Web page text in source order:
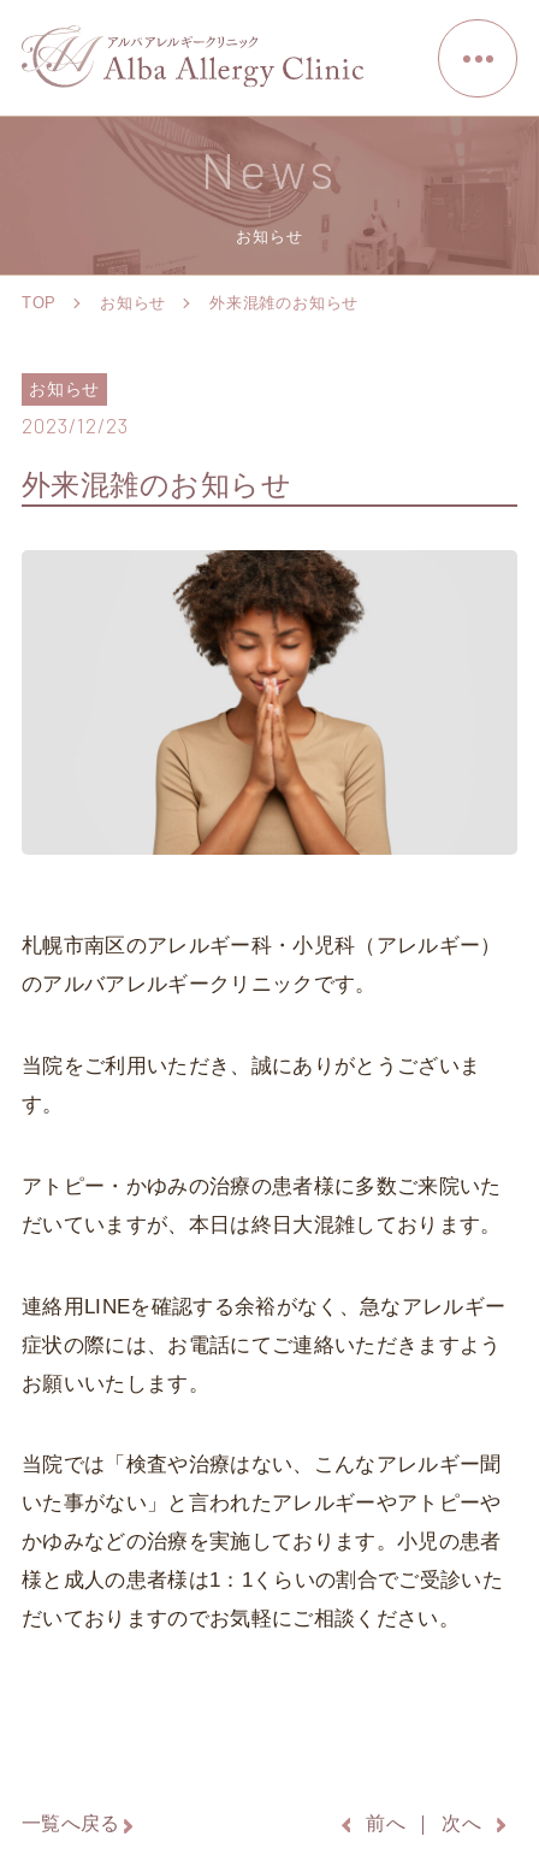
News
お知らせ
TOP お知らせ 外来混雑のお知らせ
お知らせ
2023/12/23
外来混雑のお知らせ
札幌市南区のアレルギー科・小児科（アレルギー）
のアルバアレルギークリニックです。
当院をご利用いただき、誠にありがとうございま
す。
アトピー・かゆみの治療の患者様に多数ご来院いた
だいていますが、本日は終日大混雑しております。
連絡用LINEを確認する余裕がなく、急なアレルギー
症状の際には、お電話にてご連絡いただきますよう
お願いいたします。
当院では「検査や治療はない、こんなアレルギー聞
いた事がない」と言われたアレルギーやアトピーや
かゆみなどの治療を実施しております。小児の患者
様と成人の患者様は1：1くらいの割合でご受診いた
だいておりますのでお気軽にご相談ください。
一覧へ戻る 前へ 次へ